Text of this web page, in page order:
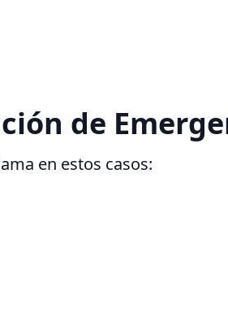
de
en estos casos: